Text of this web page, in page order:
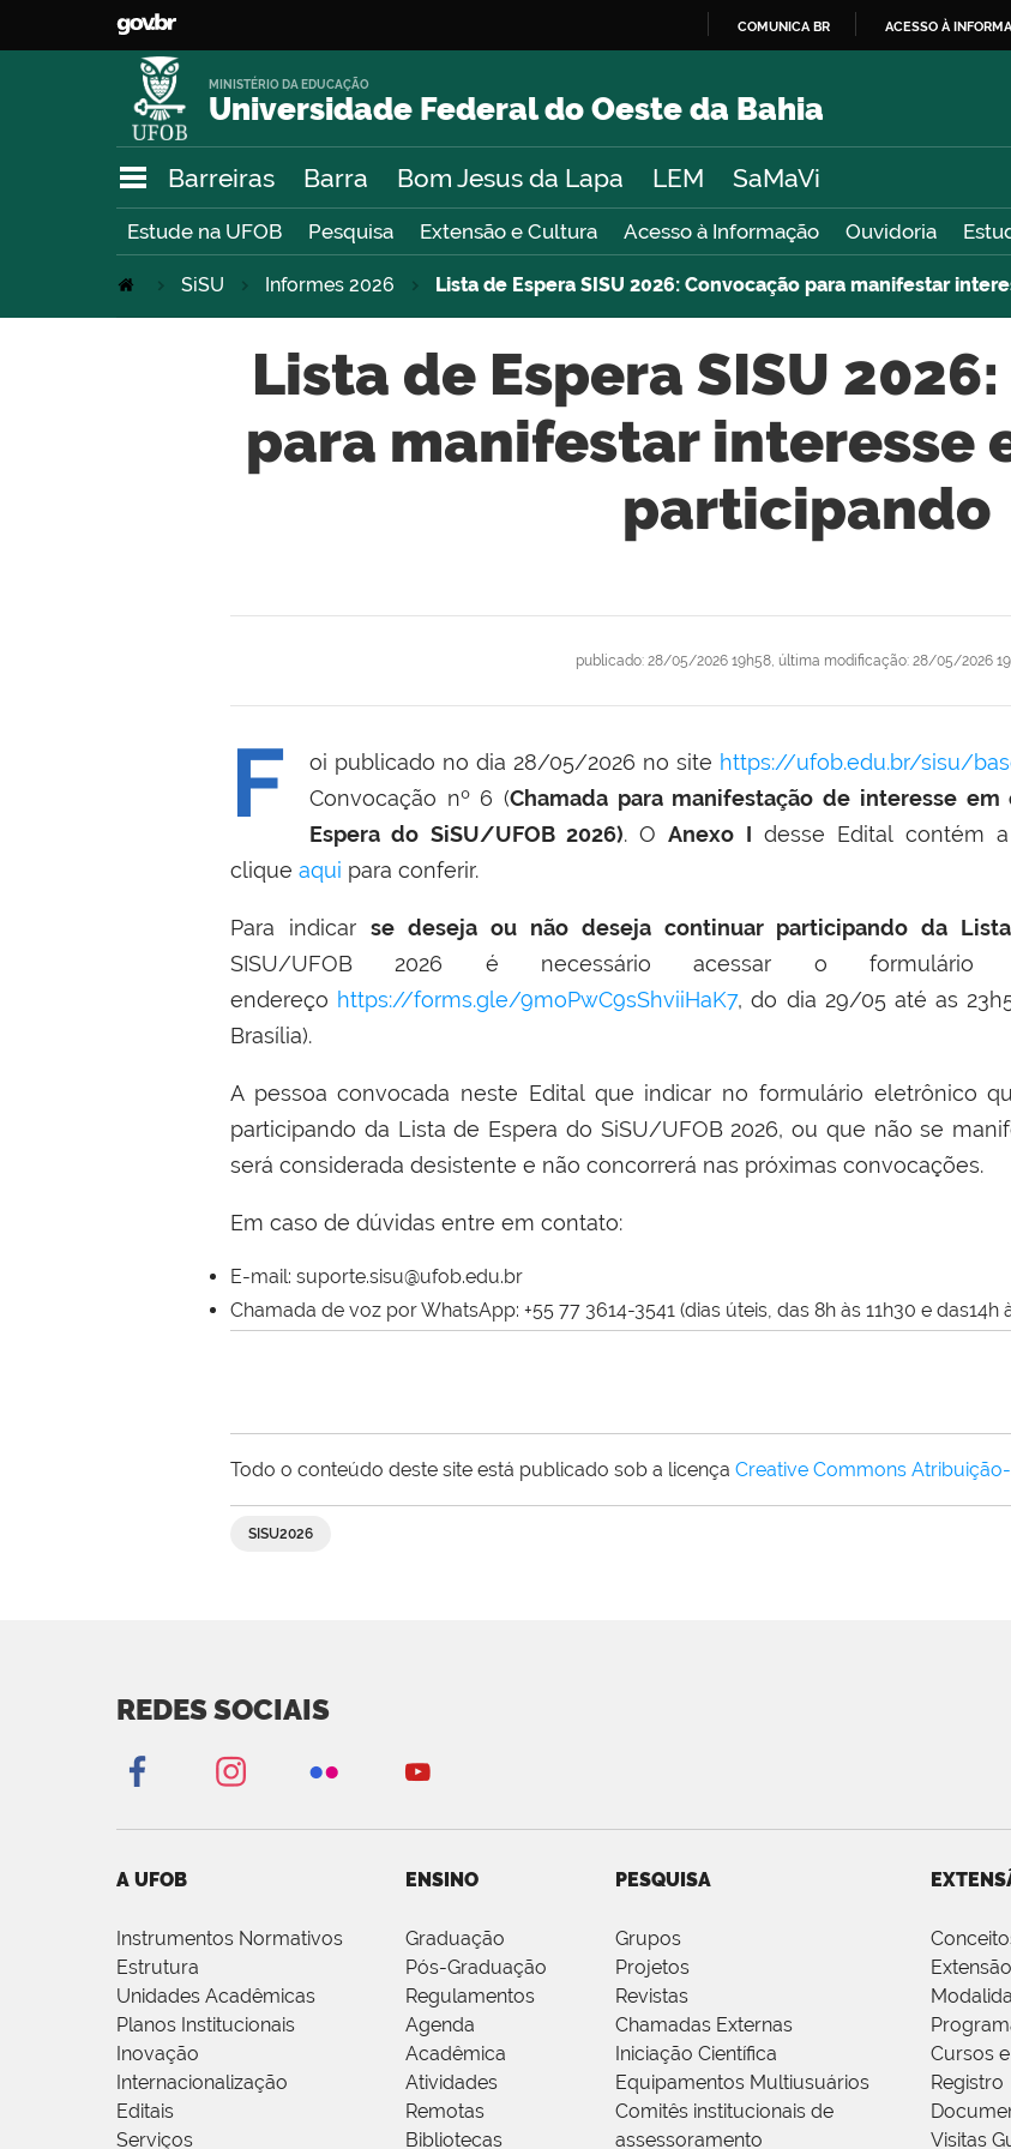
O
COMUNICA BR ACESSO À
Universidade Federal do Oeste da Bahia
MINISTÉRIO DA EDUCAÇÃO
Barreiras Barra Bom Jesus da Lapa LEM SaMaVi
Estude na UFOB Pesquisa Extensão e Cultura Acesso à Informação Ouvidoria
SiSU Informes 2026 Lista de Espera SISU 2026: Convocação para manifestar
Lista de Espera SISU
para manifestar interesse
participando
publicado: 28/05/2026 19h58, última modificação: 28/05/2026
F oi publicado no dia 28/05/2026 no site https://ufob.edu.br/sisu/
Convocação nº 6 (Chamada para manifestação de interesse
Espera do SiSU/UFOB 2026). OAnexo I desse Edital contém
clique aqui para conferir.
Para indicar se deseja ou não deseja continuar participando da
SISU/UFOB 2026 é necessário acessar o formulário
endereço https://forms.gle/9moPwC9sShviiHaK7, do dia 29/05 até as
Brasília).
A pessoa convocada neste Edital que indicar no formulário eletrônico
participando da Lista de Espera do SiSU/UFOB 2026, ou que não se
será considerada desistente e não concorrerá nas próximas convocações.
Em caso de dúvidas entre em contato:
E-mail: suporte.sisu@ufob.edu.br
Chamada de voz por WhatsApp: +55 77 3614-3541 (dias úteis, das 8h às 11h30 e das14h
Todo o conteúdo deste site está publicado sob a licença Creative Commons
SISU2026
REDES SOCIAIS
A UFOB
Instrumentos Normativos
Estrutura
Unidades Acadêmicas
Planos Institucionais
Inovação
Internacionalização
Editais
Serviços
ENSINO
Graduação
Pós-Graduação
Regulamentos
Agenda
Acadêmica
Atividades
Remotas
Bibliotecas
PESQUISA
Grupos
Projetos
Revistas
Chamadas Externas
Iniciação Científica
Equipamentos Multiusuários
Comitês institucionais de
assessoramento
Cursos
Registro
Visitas